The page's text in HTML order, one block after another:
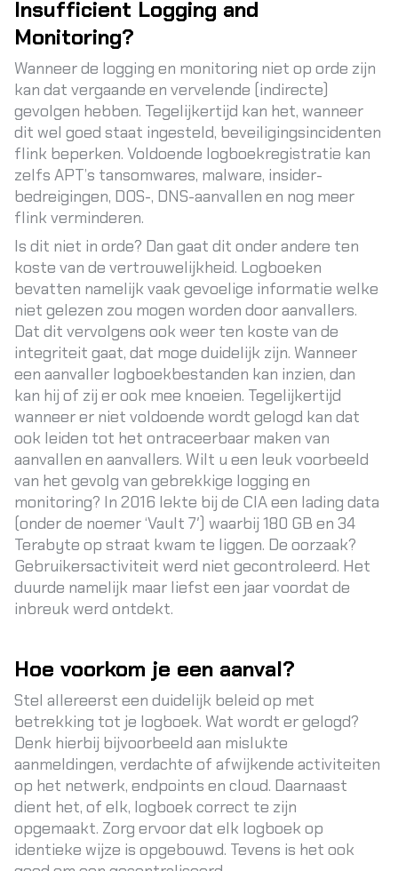
Insufficient Logging and
Monitoring?
Wanneer de logging en monitoring niet op orde zijn
kan dat vergaande en vervelende (indirecte)
gevolgen hebben. Tegelijkertijd kan het, wanneer
dit wel goed staat ingesteld, beveiligingsincidenten
flink beperken. Voldoende logboekregistratie kan
zelfs APT’s tansomwares, malware, insider-
bedreigingen, DOS-, DNS-aanvallen en nog meer
flink verminderen.
Is dit niet in orde? Dan gaat dit onder andere ten
koste van de vertrouwelijkheid. Logboeken
bevatten namelijk vaak gevoelige informatie welke
niet gelezen zou mogen worden door aanvallers.
Dat dit vervolgens ook weer ten koste van de
integriteit gaat, dat moge duidelijk zijn. Wanneer
een aanvaller logboekbestanden kan inzien, dan
kan hij of zij er ook mee knoeien. Tegelijkertijd
wanneer er niet voldoende wordt gelogd kan dat
ook leiden tot het ontraceerbaar maken van
aanvallen en aanvallers. Wilt u een leuk voorbeeld
van het gevolg van gebrekkige logging en
monitoring? In 2016 lekte bij de CIA een lading data
(onder de noemer ‘Vault 7′) waarbij 180 GB en 34
Terabyte op straat kwam te liggen. De oorzaak?
Gebruikersactiviteit werd niet gecontroleerd. Het
duurde namelijk maar liefst een jaar voordat de
inbreuk werd ontdekt.
Hoe voorkom je een aanval?
Stel allereerst een duidelijk beleid op met
betrekking tot je logboek. Wat wordt er gelogd?
Denk hierbij bijvoorbeeld aan mislukte
aanmeldingen, verdachte of afwijkende activiteiten
op het netwerk, endpoints en cloud. Daarnaast
dient het, of elk, logboek correct te zijn
opgemaakt. Zorg ervoor dat elk logboek op
identieke wijze is opgebouwd. Tevens is het ook